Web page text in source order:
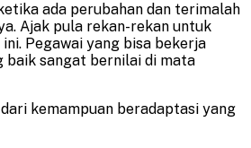
ada perubahan dan terimalah
Ajak pula rekan-rekan untuk
Pegawai yang bisa bekerja
baik sangat bernilai di mata
kemampuan beradaptasi yang